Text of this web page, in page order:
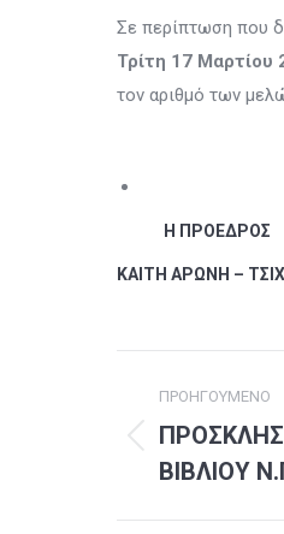
Σε περίπτωση που
Τρίτη 17 Μαρτίου
τον αριθμό των
Η
ΚΑΙΤΗ ΑΡΩΝΗ
ΠΡΟΗΓΟΎΜΕΝΟ
Previous
post:
ΒΙΒΛΙΟΥ